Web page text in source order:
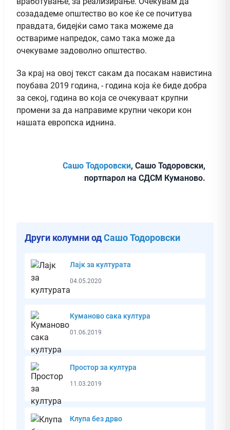
созададеме општество во кое ќе се почитува
правдата, бидејќи само така можеме да
оствариме напредок, само така може да
очекуваме задоволно општество.
За крај на овој текст сакам да посакам навистина
поубава 2019 година, - година која ќе биде добра
за секој, година во која се очекуваат крупни
промени за да направиме крупни чекори кон
нашата европска иднина.
Сашо Тодоровски, Сашо Тодоровски,
портпарол на СДСМ Куманово.
Други колумни одСашо Тодоровски
Лајк за културата
04.05.2020
Куманово сака култура
01.06.2019
Простор за култура
11.03.2019
Клупа без дрво